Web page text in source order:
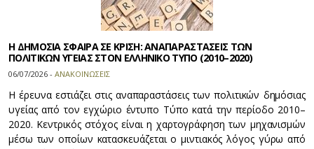
Η ΔΗΜΟΣΙΑ ΣΦΑΙΡΑ ΣΕ ΚΡΙΣΗ: ΑΝΑΠΑΡΑΣΤΑΣΕΙΣ ΤΩΝ
ΠΟΛΙΤΙΚΩΝ ΥΓΕΙΑΣ ΣΤΟΝ ΕΛΛΗΝΙΚΟ ΤΥΠΟ (2010–2020)
06/07/2026 - ΑΝΑΚΟΙΝΩΣΕΙΣ
Η έρευνα εστιάζει στις αναπαραστάσεις των πολιτικών δημόσιας
υγείας από τον εγχώριο έντυπο Τύπο κατά την περίοδο 2010–
2020. Κεντρικός στόχος είναι η χαρτογράφηση των μηχανισμών
μέσω των οποίων κατασκευάζεται ο μιντιακός λόγος γύρω από